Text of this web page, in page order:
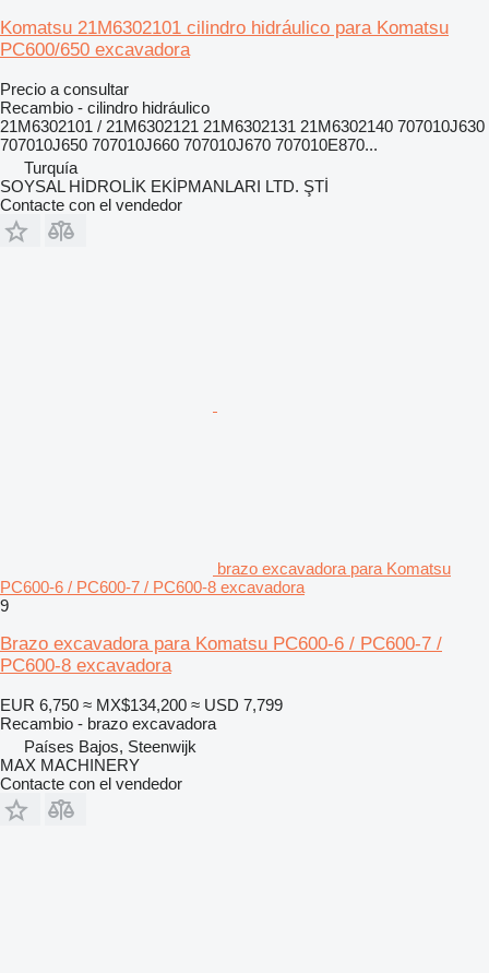
Komatsu 21M6302101 cilindro hidráulico para Komatsu
PC600/650 excavadora
Precio a consultar
Recambio - cilindro hidráulico
21M6302101 / 21M6302121 21M6302131 21M6302140 707010J630
707010J650 707010J660 707010J670 707010E870...
Turquía
SOYSAL HİDROLİK EKİPMANLARI LTD. ŞTİ
Contacte con el vendedor
brazo excavadora para Komatsu
PC600-6 / PC600-7 / PC600-8 excavadora
9
Brazo excavadora para Komatsu PC600-6 / PC600-7 /
PC600-8 excavadora
EUR 6,750 ≈ MX$134,200 ≈ USD 7,799
Recambio - brazo excavadora
Países Bajos, Steenwijk
MAX MACHINERY
Contacte con el vendedor